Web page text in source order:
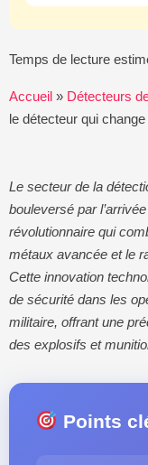
Temps de lecture
Accueil » Détecteurs
le détecteur qui
Le secteur de la
bouleversé par
révolutionnaire qui
métaux avancée et le
Cette innovation
de sécurité dans les
militaire, offrant une
des explosifs et
Points